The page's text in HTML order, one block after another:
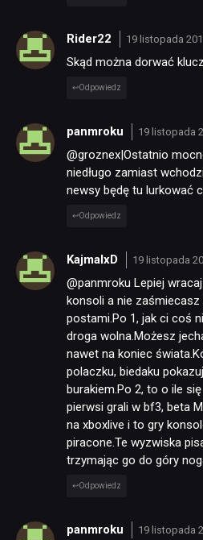
JUŻ
SKLEP
Rider22 19 listopada
Skąd można dorwać
Odpowiedz
panmroku 19 listopada
@groznex|Ostatnio
niedługo zamiast
newsy będę tu lurkować
Odpowiedz
KajmalxD 19 listopada
@panmroku Lepiej
konsoli a nie
postami.Po 1, jak ci coś
droga wolna.Możesz
nawet na koniec
polaczku, biedaku
burakiem.Po 2, to o ile
pierwsi grali w bf3, beta
na xboxlive i to gry
piracone.Te wyzwiska
trzymając go do góry
Odpowiedz
panmroku 19 listopada